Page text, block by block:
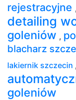
rejestracyjne ,
detailing
goleniów ,
blacharz
lakiernik szczecin ,
goleniów